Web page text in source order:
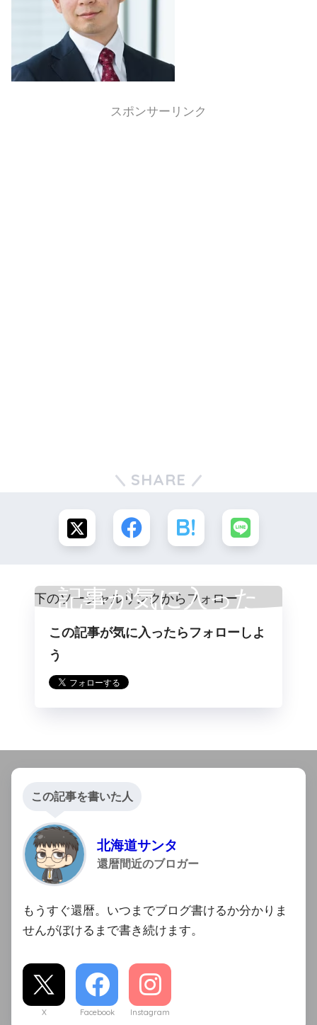
スポンサーリンク
SHARE
記事が気に入った
らフォロー
この記事が気に入ったらフォローしよ
う
この記事を書いた人
北海道サンタ
還暦間近のブロガー
もうすぐ還暦。いつまでブログ書けるか分かりま
せんがぼけるまで書き続けます。
X Facebook Instagram